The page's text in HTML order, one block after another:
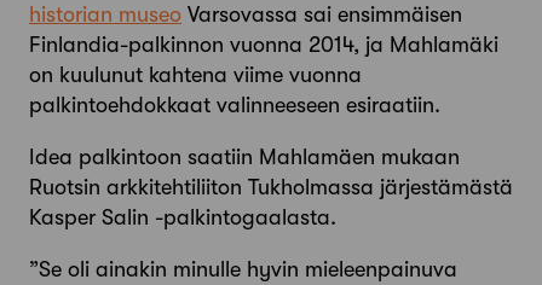
historian museo Varsovassa sai ensimmäisen
Finlandia-palkinnon vuonna 2014, ja Mahlamäki
on kuulunut kahtena viime vuonna
palkintoehdokkaat valinneeseen esiraatiin.
Idea palkintoon saatiin Mahlamäen mukaan
Ruotsin arkkitehtiliiton Tukholmassa järjestämästä
Kasper Salin -palkintogaalasta.
”Se oli ainakin minulle hyvin mieleenpainuva